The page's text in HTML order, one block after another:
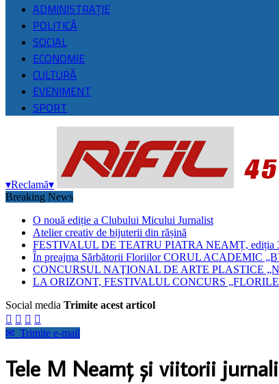
ADMINISTRAȚIE
POLITICĂ
SOCIAL
ECONOMIE
CULTURĂ
EVENIMENT
SPORT
▾Reclamă▾
Breaking News
O nouă ediție a Clubului Micului Jurnalist
Atelier creativ de bijuterii din rășină
FESTIVALUL DE TEATRU PIATRA NEAMȚ, ediția
În preajma Sărbătorii Floriilor CORUL ACADEMIC
CONCURSUL NAŢIONAL DE ARTE PLASTICE
LA ORIZONT, FESTIVALUL CONCURS
Social media Trimite acest articol
   
✉ Trimite e-mail
Tele M Neamț și viitorii